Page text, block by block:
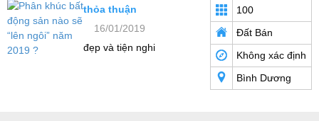
thỏa thuận
16/01/2019
đẹp và tiện nghi
100
Đất Bán
Không xác định
Bình Dương